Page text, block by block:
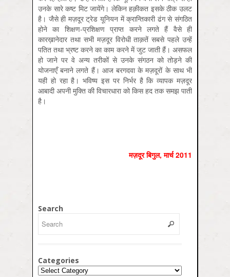
उनके सारे कष्ट मिट जायेंगे। लेकिन हक़ीकत इसके ठीक उलट
है। जैसे ही मज़दूर ट्रेड यूनियन में क्रान्तिकारी ढंग से संगठित
होने का शिक्षण-प्रशिक्षण प्राप्त करने लगते हैं वैसे ही
कारख़ानेदार तथा सभी मज़दूर विरोधी ताक़तें सबसे पहले उन्हें
पतित तथा भ्रष्ट करने का काम करने में जुट जाती हैं। असफल
हो जाने पर वे अन्य तरीकों से उनके संगठन को तोड़ने की
योजनाएँ बनाने लगते हैं। आज बरगदवा के मज़दूरों के साथ भी
यही हो रहा है। भविष्य इस पर निर्भर है कि व्यापक मज़दूर
आबादी अपनी मुक्ति की विचारधारा को किस हद तक समझ पाती
है।­­­­­­­
मज़दूर बिगुल,मार्च2011
Search
Categories
Categories